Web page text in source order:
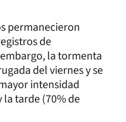
permanecieron
de
la tormenta
del viernes y se
intensidad
tarde (70% de